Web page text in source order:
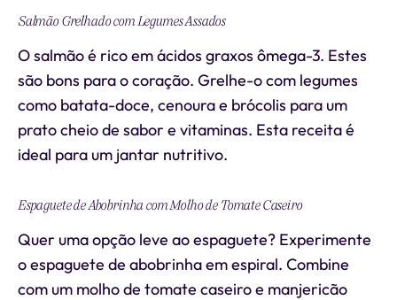
Salmão Grelhado com Legumes Assados
O salmão é rico em ácidos graxos ômega-3. Estes
são bons para o coração. Grelhe-o com legumes
como batata-doce, cenoura e brócolis para um
prato cheio de sabor e vitaminas. Esta receita é
ideal para um jantar nutritivo.
Espaguete de Abobrinha com Molho de Tomate Caseiro
Quer uma opção leve ao espaguete? Experimente
o espaguete de abobrinha em espiral. Combine
com um molho de tomate caseiro e manjericão